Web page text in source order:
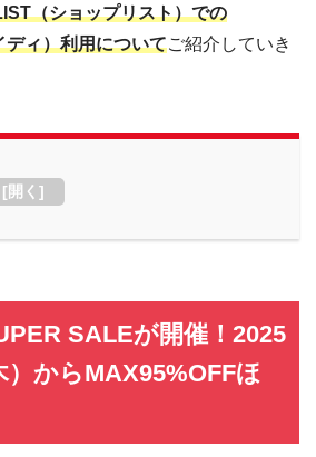
（ショップリスト）での
ィ）利用についてご紹介していき
[開く ]
SALEが開催！2025
）からMAX95%OFFほ